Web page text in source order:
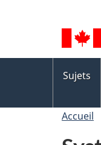
de
la
des
Sujets
Accueil